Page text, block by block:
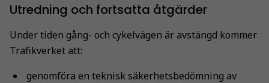
Utredning och fortsatta åtgärder
Under tiden gång- och cykelvägen är avstängd kommer
Trafikverket att:
genomföra en teknisk säkerhetsbedömning av